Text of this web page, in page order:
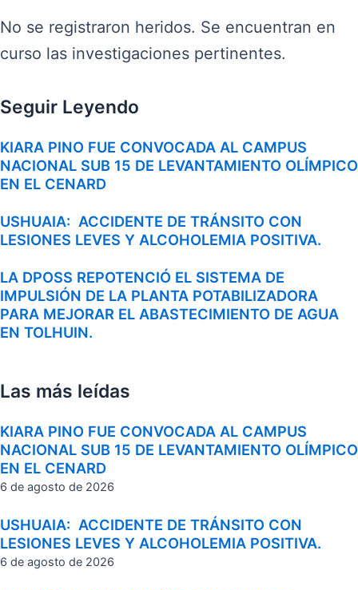
No se registraron heridos. Se encuentran en
curso las investigaciones pertinentes.
Seguir Leyendo
KIARA PINO FUE CONVOCADA AL CAMPUS
NACIONAL SUB 15 DE LEVANTAMIENTO OLÍMPICO
EN EL CENARD
USHUAIA: ACCIDENTE DE TRÁNSITO CON
LESIONES LEVES Y ALCOHOLEMIA POSITIVA.
LA DPOSS REPOTENCIÓ EL SISTEMA DE
IMPULSIÓN DE LA PLANTA POTABILIZADORA
PARA MEJORAR EL ABASTECIMIENTO DE AGUA
EN TOLHUIN.
Las más leídas
KIARA PINO FUE CONVOCADA AL CAMPUS
NACIONAL SUB 15 DE LEVANTAMIENTO OLÍMPICO
EN EL CENARD
6 de agosto de 2026
USHUAIA: ACCIDENTE DE TRÁNSITO CON
LESIONES LEVES Y ALCOHOLEMIA POSITIVA.
6 de agosto de 2026